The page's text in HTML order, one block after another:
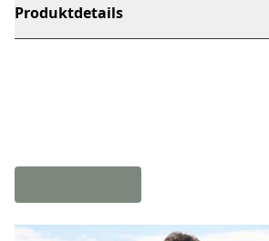
Produktdetails